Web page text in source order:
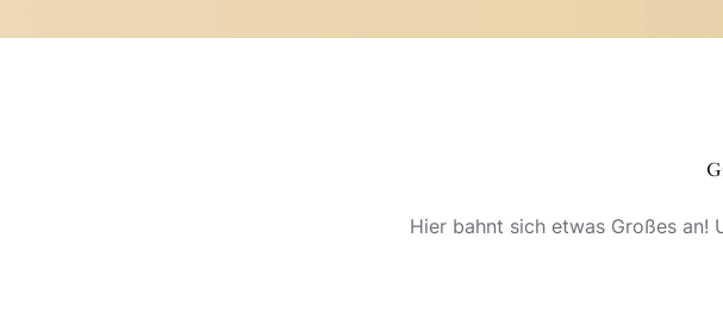
Hier bahnt sich etwas Großes